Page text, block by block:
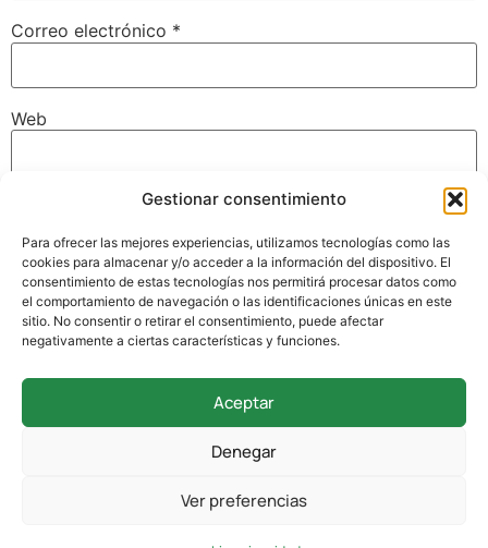
Gestionar consentimiento
Para ofrecer las mejores experiencias, utilizamos tecnologías como las
cookies para almacenar y/o acceder a la información del dispositivo. El
consentimiento de estas tecnologías nos permitirá procesar datos como
el comportamiento de navegación o las identificaciones únicas en este
sitio. No consentir o retirar el consentimiento, puede afectar
negativamente a ciertas características y funciones.
Aceptar
Denegar
Ver preferencias
Correo electrónico *
Web
navegador para la próxima vez que comente.
La Llanilla, 102, 39012 Santander, Cantabria